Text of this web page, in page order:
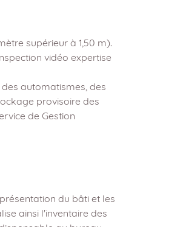
supérieur à 1,50 m).
vidéo expertise
automatismes, des
provisoire des
de Gestion
du bâti et les
ainsi l'inventaire des